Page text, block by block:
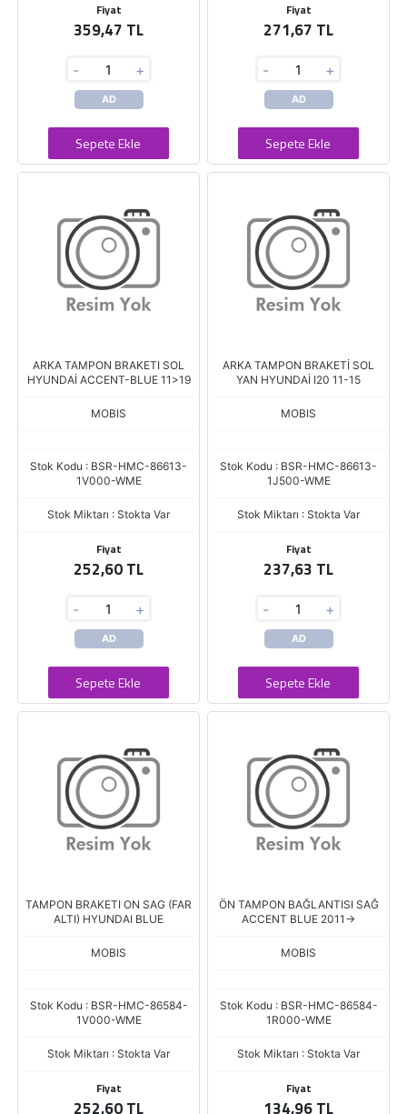
Fiyat
359,47 TL
- +
AD
Sepete Ekle
Fiyat
271,67 TL
- +
AD
Sepete Ekle
ARKA TAMPON BRAKETI SOL
HYUNDAİ ACCENT-BLUE 11>19
MOBIS
Stok Kodu : BSR-HMC-86613-
1V000-WME
Stok Miktarı : Stokta Var
Fiyat
252,60 TL
- +
AD
Sepete Ekle
ARKA TAMPON BRAKETİ SOL
YAN HYUNDAİ I20 11-15
MOBIS
Stok Kodu : BSR-HMC-86613-
1J500-WME
Stok Miktarı : Stokta Var
Fiyat
237,63 TL
- +
AD
Sepete Ekle
TAMPON BRAKETI ON SAG (FAR
ALTI) HYUNDAI BLUE
MOBIS
Stok Kodu : BSR-HMC-86584-
1V000-WME
Stok Miktarı : Stokta Var
Fiyat
252,60 TL
ÖN TAMPON BAĞLANTISI SAĞ
ACCENT BLUE 2011->
MOBIS
Stok Kodu : BSR-HMC-86584-
1R000-WME
Stok Miktarı : Stokta Var
Fiyat
134,96 TL